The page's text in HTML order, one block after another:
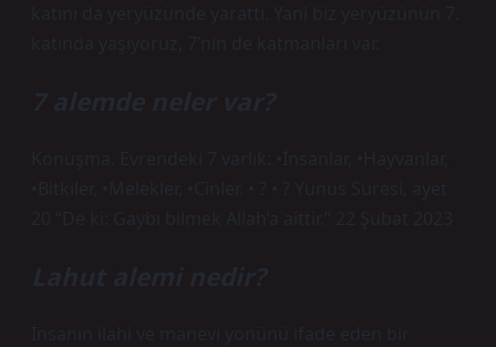
katını da yeryüzünde yarattı. Yani biz yeryüzünün 7.
katında yaşıyoruz, 7’nin de katmanları var.
7 alemde neler var?
Konuşma. Evrendeki 7 varlık: •İnsanlar, •Hayvanlar,
•Bitkiler, •Melekler, •Cinler. • ? • ? Yunus Suresi, ayet
20 “De ki: Gaybı bilmek Allah’a aittir.” 22 Şubat 2023
Lahut alemi nedir?
İnsanın ilahi ve manevi yönünü ifade eden bir